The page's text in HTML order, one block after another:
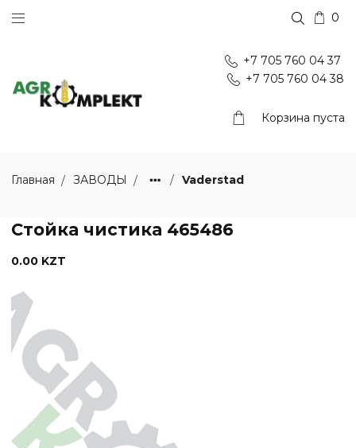
0
+7 705 760 04 37
+7 705 760 04 38
Корзина пуста
Главная ЗАВОДЫ Vaderstad
Стойка чистика 465486
0.00 KZT